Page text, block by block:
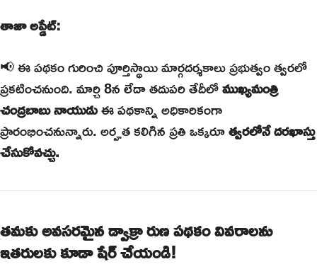
తాజా అప్డేట్:
📢 ఈ పథకం గురించి పూర్తిస్థాయి మార్గదర్శకాలు ప్రభుత్వం త్వరలో
ప్రకటించనుంది. మార్చి 8న లేదా తదుపరి తేదీలోముఖ్యమంత్రి
చంద్రబాబు నాయుడుఈ పథకాన్ని అధికారికంగా
ప్రారంభించనున్నారు. అర్హత కలిగిన ప్రతి ఒక్కరూత్వరలోనే దరఖాస్తు
చేసుకోవచ్చు.
తమకు అవసరమైన డ్వాక్రా రుణ పథకం వివరాలను
ఇతరులకు కూడా షేర్ చేయండి!